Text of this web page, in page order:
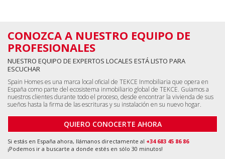
CONOZCA A NUESTRO EQUIPO DE
PROFESIONALES
NUESTRO EQUIPO DE EXPERTOS LOCALES ESTÁ LISTO PARA
ESCUCHAR
Spain Homes es una marca local oficial de TEKCE Inmobiliaria que opera en
España como parte del ecosistema inmobiliario global de TEKCE. Guiamos a
nuestros clientes durante todo el proceso, desde encontrar la vivienda de sus
sueños hasta la firma de las escrituras y su instalación en su nuevo hogar.
QUIERO CONOCERTE AHORA
Si estás en España ahora, llámanos directamente al +34 683 45 86 86
¡Podemos ir a buscarte a donde estés en sólo 30 minutos!